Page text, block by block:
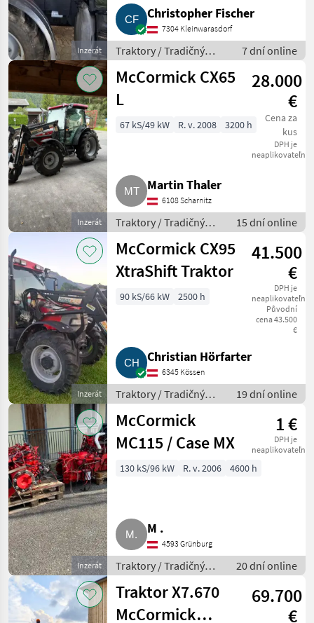
Inzerát
Christopher Fischer
7304 Kleinwarasdorf
Traktory / Tradičný
traktor
7 dní online
Inzerát
McCormick CX65
L
28.000
€
Cena za
kus
DPH je
neaplikovateľné
67 kS/49 kW R. v. 2008 3200 h
Martin Thaler
6108 Scharnitz
Traktory / Tradičný
traktor
15 dní online
Inzerát
McCormick CX95
XtraShift Traktor
41.500
€
DPH je
neaplikovateľné
Původní
cena 43.500
€
90 kS/66 kW 2500 h
Christian Hörfarter
6345 Kössen
Traktory / Tradičný
traktor
19 dní online
Inzerát
McCormick
MC115 / Case MX
1 €
DPH je
neaplikovateľné
130 kS/96 kW R. v. 2006 4600 h
M .
4593 Grünburg
Traktory / Tradičný
traktor
20 dní online
Traktor X7.670
McCormick
69.700
€